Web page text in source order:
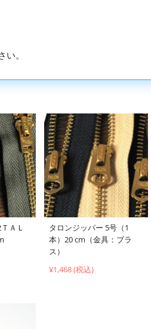
。
ＡＬ
タロンジッパー 5号（1
本）20 cm（金具：ブラ
ス）
¥1,468 (税込)